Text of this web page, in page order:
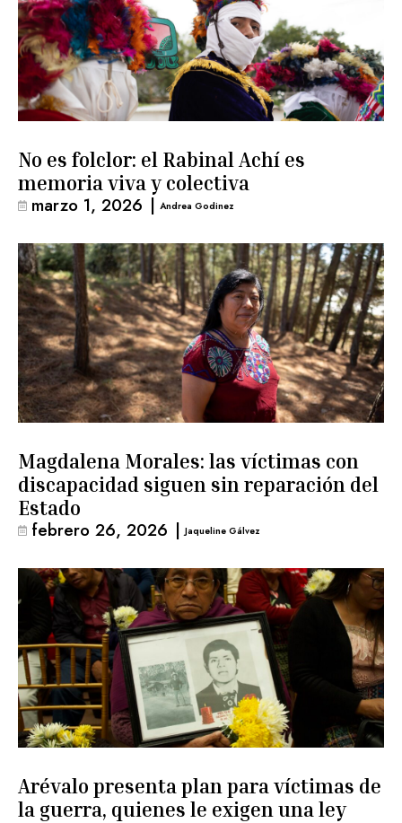
No es folclor: el Rabinal Achí es
memoria viva y colectiva
marzo 1, 2026 | Andrea Godinez
Magdalena Morales: las víctimas con
discapacidad siguen sin reparación del
Estado
febrero 26, 2026 | Jaqueline Gálvez
Arévalo presenta plan para víctimas de
la guerra, quienes le exigen una ley